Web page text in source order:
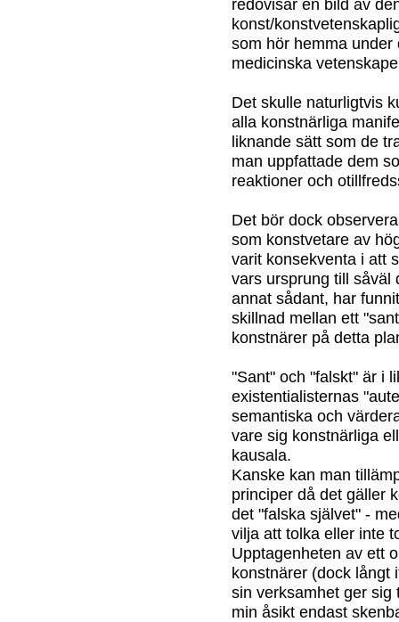
redovisar en bild av
konst/
som hör hemma
medicinska
Det skulle naturligtvis
alla konstnärliga
liknande sätt som de
man uppfattade dem
reaktioner och
Det bör dock
som konstvetare av
varit konsekventa i att
vars ursprung till såväl
annat sådant, har
skillnad mellan ett
konstnärer på detta
"Sant" och "falskt" är i
existentialisternas
semantiska och
vare sig konstnärliga
kausala.
Kanske kan man
principer då det gäller
det "falska självet" -
vilja att tolka eller inte
Upptagenheten av ett
konstnärer (dock långt
sin verksamhet ger sig
min åsikt endast